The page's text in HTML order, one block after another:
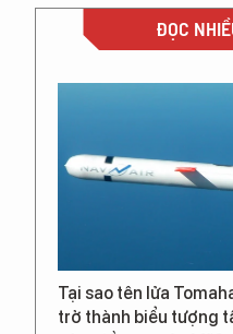
ĐỌC
Tại sao tên lửa
trở thành biểu tượng